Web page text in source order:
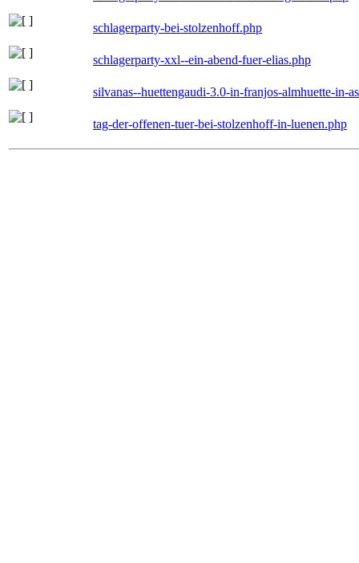
schlagerparty-bei-stolzenhoff.php
schlagerparty-xxl--ein-abend-fuer-elias.php
silvanas--huettengaudi-3.0-in-franjos-almhuette-in-
tag-der-offenen-tuer-bei-stolzenhoff-in-luenen.php